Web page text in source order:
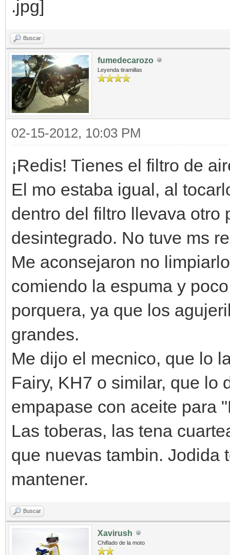
Buscar
fumedecarozo
Leyenda tiramillas
02-15-2012, 10:03 PM
¡Redis! Tienes el filtro de
El mo estaba igual, al
dentro del filtro llevava otro
desintegrado. No tuve ms
Me aconsejaron no
comiendo la espuma y
porquera, ya que los
grandes.
Me dijo el mecnico, que lo
Fairy, KH7 o similar, que lo
empapase con aceite para
Las toberas, las tena
que nuevas tambin. Jodida
mantener.
Buscar
Xavirush
Chiflado de la moto